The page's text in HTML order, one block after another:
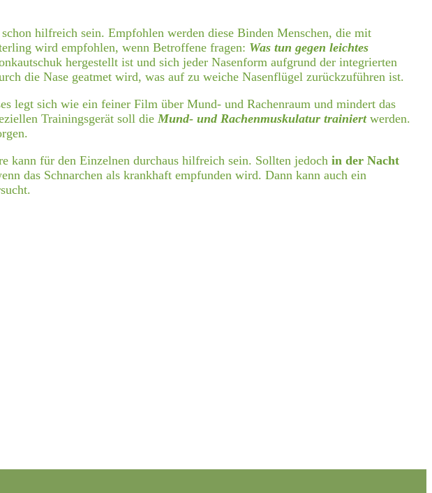
hilfreich sein. Empfohlen werden diese Binden Menschen, die mit
wird empfohlen, wenn Betroffene fragen: Was tun gegen leichtes
hergestellt ist und sich jeder Nasenform aufgrund der integrierten
die Nase geatmet wird, was auf zu weiche Nasenflügel zurückzuführen ist.
legt sich wie ein feiner Film über Mund- und Rachenraum und mindert das
Trainingsgerät soll die Mund- und Rachenmuskulatur trainiertwerden.
kann für den Einzelnen durchaus hilfreich sein. Sollten jedoch in der Nacht
das Schnarchen als krankhaft empfunden wird. Dann kann auch ein